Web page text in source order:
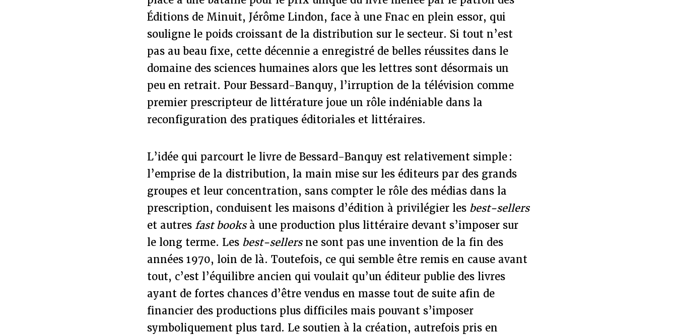
Éditions de Minuit, Jérôme Lindon, face à une Fnac en plein essor, qui
souligne le poids croissant de la distribution sur le secteur. Si tout n’est
pas au beau fixe, cette décennie a enregistré de belles réussites dans le
domaine des sciences humaines alors que les lettres sont désormais un
peu en retrait. Pour Bessard-Banquy, l’irruption de la télévision comme
premier prescripteur de littérature joue un rôle indéniable dans la
reconfiguration des pratiques éditoriales et littéraires.
L’idée qui parcourt le livre de Bessard-Banquy est relativement simple :
l’emprise de la distribution, la main mise sur les éditeurs par des grands
groupes et leur concentration, sans compter le rôle des médias dans la
prescription, conduisent les maisons d’édition à privilégier les best-sellers
et autres fast booksà une production plus littéraire devant s’imposer sur
le long terme. Les best-sellersne sont pas une invention de la fin des
années 1970, loin de là. Toutefois, ce qui semble être remis en cause avant
tout, c’est l’équilibre ancien qui voulait qu’un éditeur publie des livres
ayant de fortes chances d’être vendus en masse tout de suite afin de
financier des productions plus difficiles mais pouvant s’imposer
symboliquement plus tard. Le soutien à la création, autrefois pris en